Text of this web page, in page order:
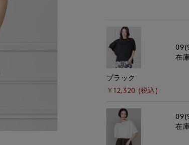
ブラック
￥12,320 (税込)
在
在